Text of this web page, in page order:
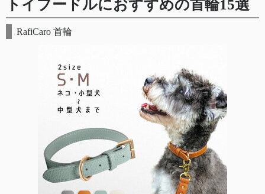
トイプードルにおすすめの首輪15選
RafiCaro 首輪